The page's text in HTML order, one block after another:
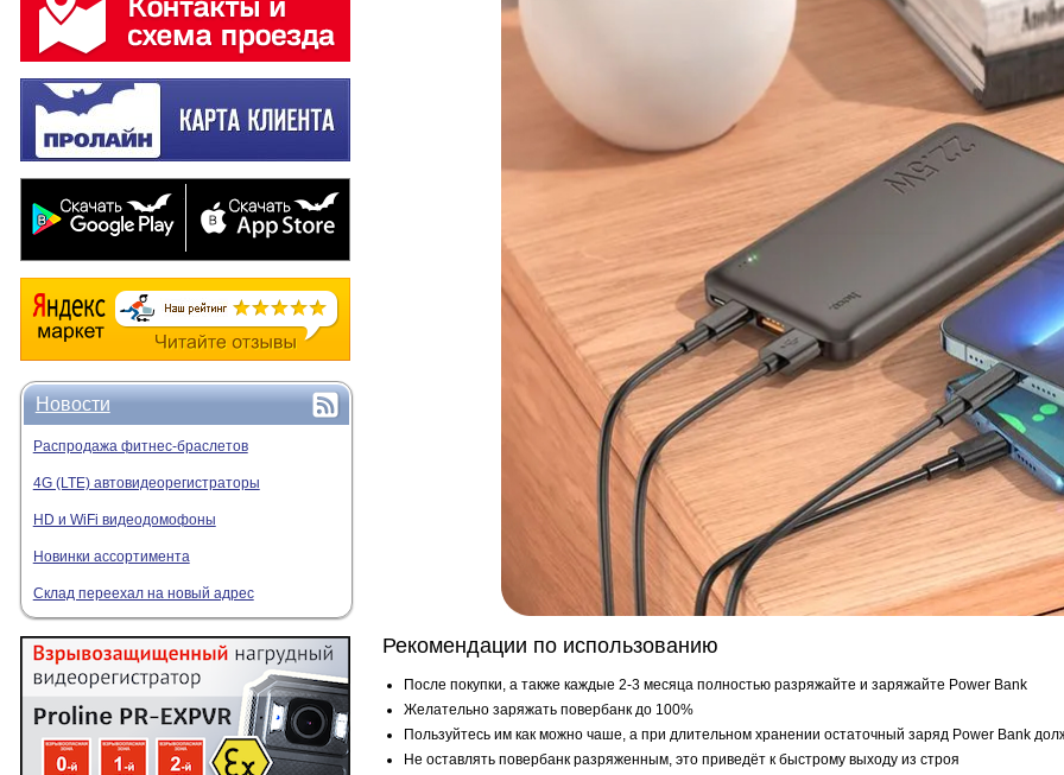
Новости
Распродажа фитнес-браслетов
4G (LTE) автовидеорегистраторы
HD и WiFi видеодомофоны
Новинки ассортимента
Склад переехал на новый адрес
Рекомендации по использованию
После покупки, а также каждые 2-3 месяца полностью разряжайте и заряжайте Power Bank
Желательно заряжать повербанк до 100%
Пользуйтесь им как можно чаше, а при длительном хранении остаточный заряд Power Bank
Не оставлять повербанк разряженным, это приведёт к быстрому выходу из строя